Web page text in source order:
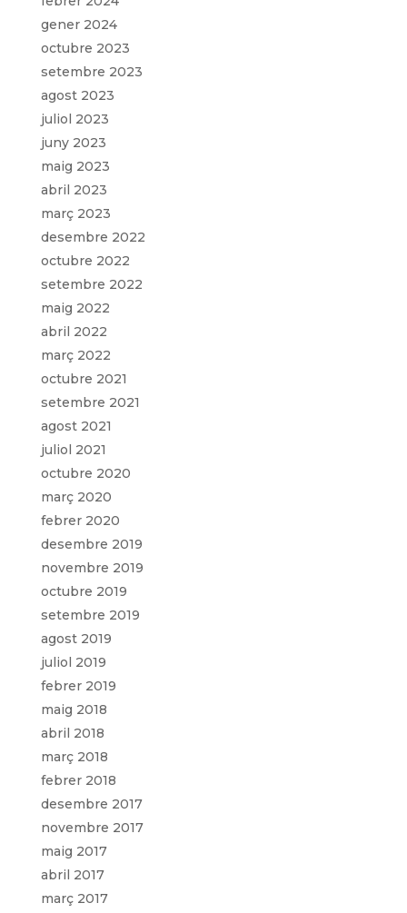
gener 2024
octubre 2023
setembre 2023
agost 2023
juliol 2023
juny 2023
maig 2023
abril 2023
març 2023
desembre 2022
octubre 2022
setembre 2022
maig 2022
abril 2022
març 2022
octubre 2021
setembre 2021
agost 2021
juliol 2021
octubre 2020
març 2020
febrer 2020
desembre 2019
novembre 2019
octubre 2019
setembre 2019
agost 2019
juliol 2019
febrer 2019
maig 2018
abril 2018
març 2018
febrer 2018
desembre 2017
novembre 2017
maig 2017
abril 2017
març 2017